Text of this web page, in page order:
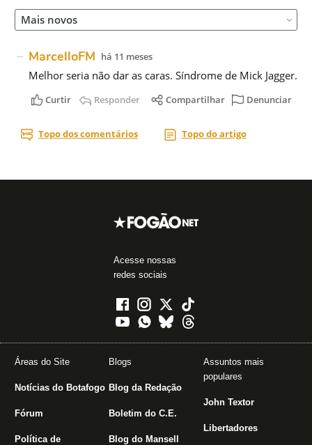
Acesse nossas
redes sociais
Áreas do Site
Notícias do Botafogo
Fórum
Política de
Blogs
Blog da Redação
Boletim do C.E.
Blog do Mansell
Assuntos mais
populares
John Textor
Libertadores